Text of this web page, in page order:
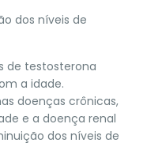
dos níveis de
de testosterona
a idade.
doenças crônicas,
e a doença renal
dos níveis de